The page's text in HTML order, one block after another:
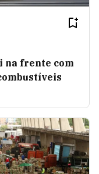
na frente com